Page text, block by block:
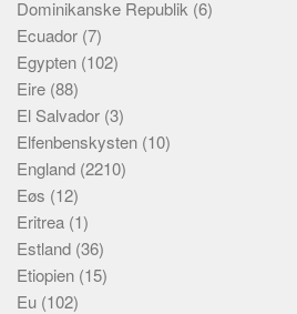
Dominikanske Republik (6)
Ecuador (7)
Egypten (102)
Eire (88)
El Salvador (3)
Elfenbenskysten (10)
England (2210)
Eøs (12)
Eritrea (1)
Estland (36)
Etiopien (15)
Eu (102)